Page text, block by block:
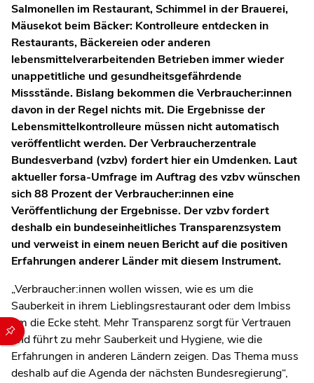
Durch die folgenden Buttons können Sie direkt auf einen
Salmonellen im Restaurant, Schimmel in der Brauerei,
Mäusekot beim Bäcker: Kontrolleure entdecken in
Restaurants, Bäckereien oder anderen
lebensmittelverarbeitenden Betrieben immer wieder
unappetitliche und gesundheitsgefährdende
Missstände. Bislang bekommen die Verbraucher:innen
davon in der Regel nichts mit. Die Ergebnisse der
Lebensmittelkontrolleure müssen nicht automatisch
veröffentlicht werden. Der Verbraucherzentrale
Bundesverband (vzbv) fordert hier ein Umdenken. Laut
aktueller forsa-Umfrage im Auftrag des vzbv wünschen
sich 88 Prozent der Verbraucher:innen eine
Veröffentlichung der Ergebnisse. Der vzbv fordert
deshalb ein bundeseinheitliches Transparenzsystem
und verweist in einem neuen Bericht auf die positiven
Erfahrungen anderer Länder mit diesem Instrument.
„Verbraucher:innen wollen wissen, wie es um die
Sauberkeit in ihrem Lieblingsrestaurant oder dem Imbiss
um die Ecke steht. Mehr Transparenz sorgt für Vertrauen
und führt zu mehr Sauberkeit und Hygiene, wie die
Erfahrungen in anderen Ländern zeigen. Das Thema muss
deshalb auf die Agenda der nächsten Bundesregierung“,